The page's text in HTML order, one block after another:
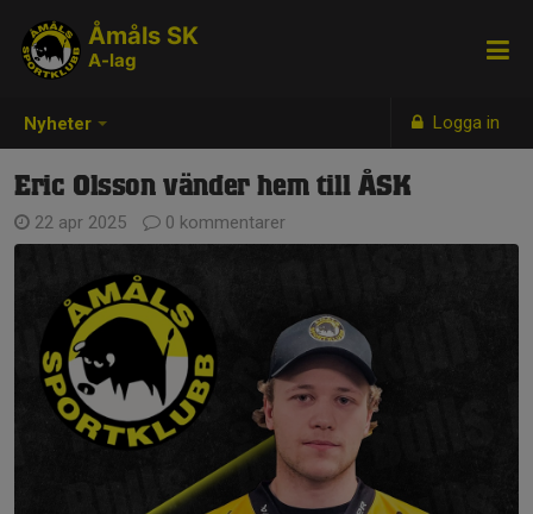
Nyheter Logga in
Åmåls SK
A-lag
Eric Olsson vänder hem till ÅSK
22 apr 2025 0 kommentarer